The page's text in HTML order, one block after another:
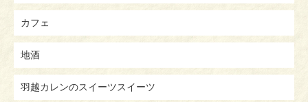
カフェ
地酒
羽越カレンのスイーツスイーツ